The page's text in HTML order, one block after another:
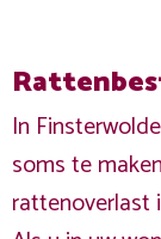
In
soms te
rattenoverlast